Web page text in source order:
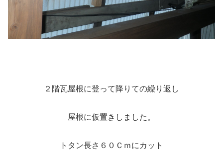
２階瓦屋根に登って降りての繰り返し
屋根に仮置きしました。
トタン長さ６０Ｃｍにカット